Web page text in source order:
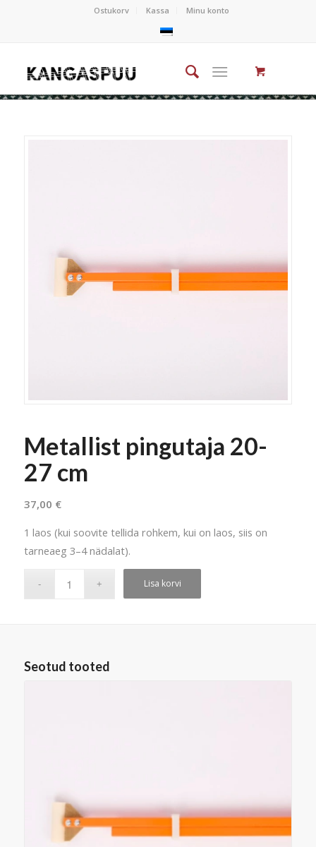
Ostukorv Kassa Minu konto
Metallist pingutaja 20-
27 cm
37,00 €
1 laos (kui soovite tellida rohkem, kui on laos, siis on
tarneaeg 3–4 nädalat).
Lisa korvi
Seotud tooted